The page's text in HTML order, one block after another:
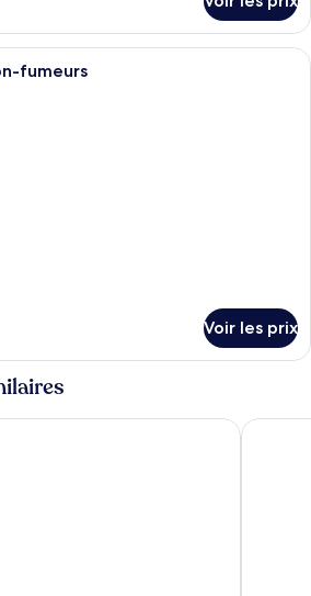
Une pièce de style japonais
fumeurs
Voir les prix
Tawaraya Kagari